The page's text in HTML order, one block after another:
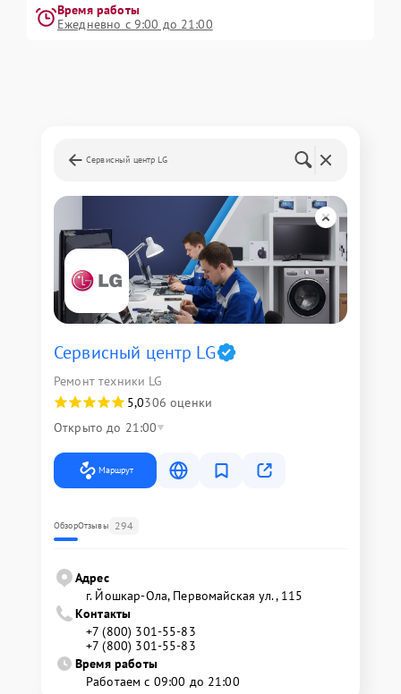
Время работы
Ежедневно с 9:00 до 21:00
Сервисный центр LG
Сервисный центр LG
Ремонт техники LG
5,0306 оценки
Открыто до 21:00
Маршрут
ОбзорОтзывы 294
Адрес
г. Йошкар-Ола, Первомайская ул., 115
Контакты
+7 (800) 301-55-83
+7 (800) 301-55-83
Время работы
Работаем с 09:00 до 21:00